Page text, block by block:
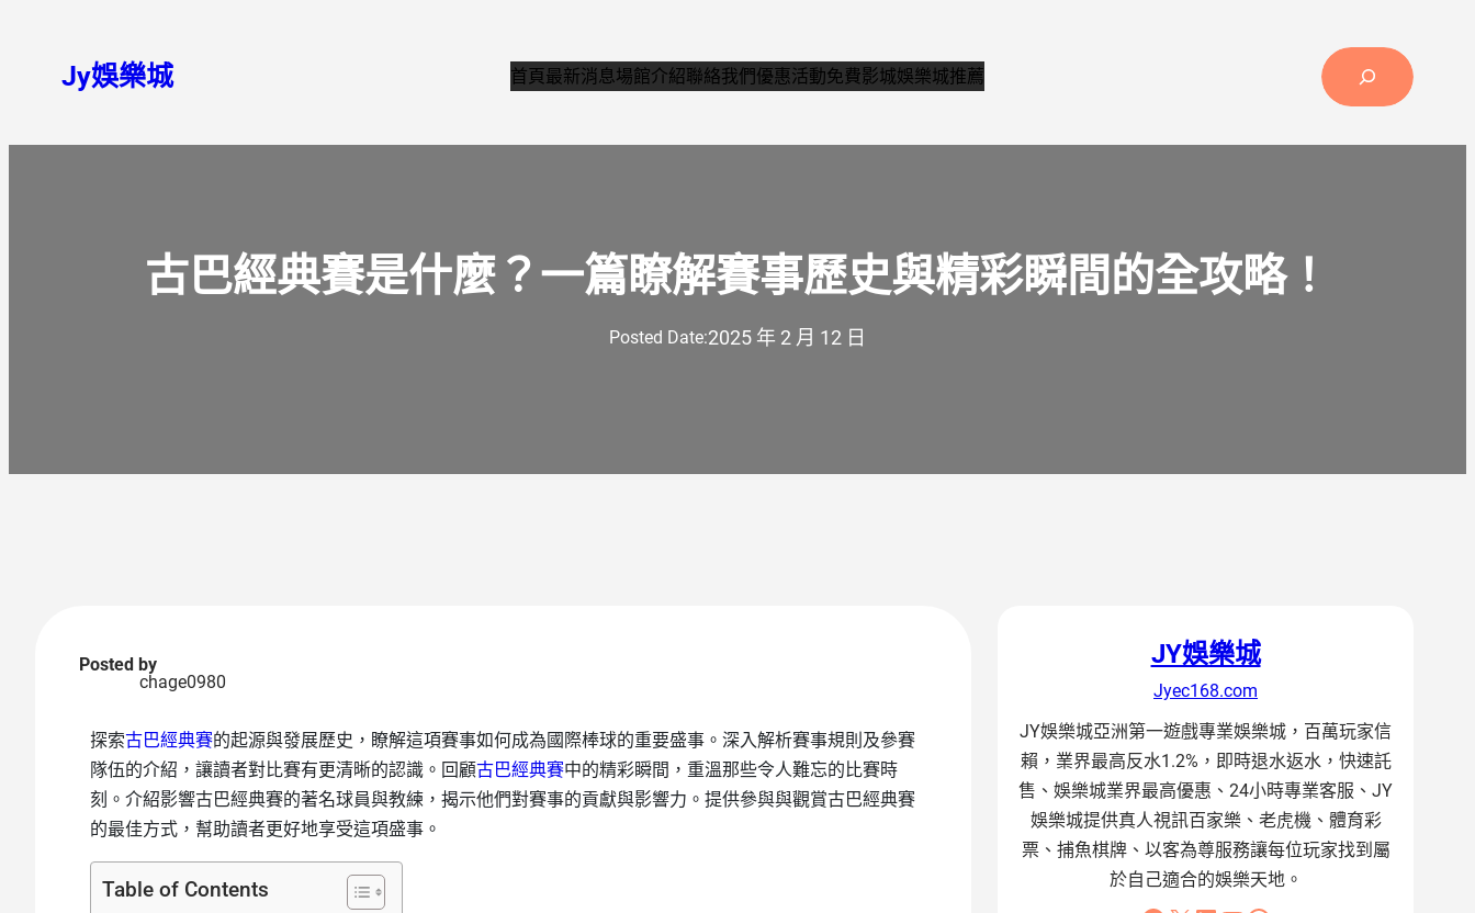
Jy娛樂城 首頁 最新消息場館介紹聯絡我們優惠活動免費影城娛樂城推薦
古巴經典賽是什麼？一篇瞭解賽事歷史與精彩瞬間的全攻略！
Posted Date:2025 年 2 月 12 日
Posted by
chage0980
探索古巴經典賽的起源與發展歷史，瞭解這項賽事如何成為國際棒球的重要盛事。深入解析賽事規則及參賽
隊伍的介紹，讓讀者對比賽有更清晰的認識。回顧古巴經典賽中的精彩瞬間，重溫那些令人難忘的比賽時
刻。介紹影響古巴經典賽的著名球員與教練，揭示他們對賽事的貢獻與影響力。提供參與與觀賞古巴經典賽
的最佳方式，幫助讀者更好地享受這項盛事。
Table of Contents
JY娛樂城
Jyec168.com
JY娛樂城亞洲第一遊戲專業娛樂城，百萬玩家信
賴，業界最高反水1.2%，即時退水返水，快速託
售、娛樂城業界最高優惠、24小時專業客服、JY
娛樂城提供真人視訊百家樂、老虎機、體育彩
票、捕魚棋牌、以客為尊服務讓每位玩家找到屬
於自己適合的娛樂天地。